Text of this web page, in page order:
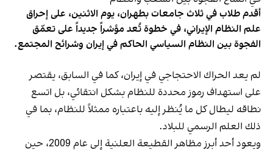
أقدم طلاب في ثلاث جامعات بطهران، يوم الاثنين، على إحراق
علم النظام الإيراني، في خطوة تُعد مؤشراً جديداً على تعمّق
الفجوة بين النظام السياسي الحاكم في إيران وشرائح المجتمع.
لم يعد الحراك الاحتجاجي في إيران، كما في السابق، يقتصر
على استهداف رموز محددة للنظام بشكل انتقائي، بل اتسع
نطاقه ليطال كل ما يُنظر إليه باعتباره ممثلاً للنظام، بما في
ذلك العلم الرسمي للبلاد.
ويعود أحد أبرز مظاهر القطيعة العلنية إلى عام 2009، حين